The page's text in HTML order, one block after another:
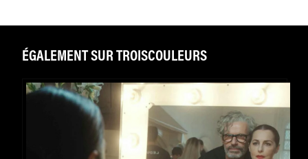
ÉGALEMENT SUR TROISCOULEURS